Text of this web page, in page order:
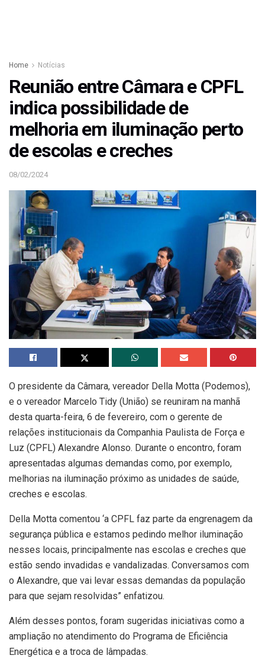
Home Notícias
Reunião entre Câmara e CPFL
indica possibilidade de
melhoria em iluminação perto
de escolas e creches
08/02/2024
O presidente da Câmara, vereador Della Motta (Podemos),
e o vereador Marcelo Tidy (União) se reuniram na manhã
desta quarta-feira, 6 de fevereiro, com o gerente de
relações institucionais da Companhia Paulista de Força e
Luz (CPFL) Alexandre Alonso. Durante o encontro, foram
apresentadas algumas demandas como, por exemplo,
melhorias na iluminação próximo as unidades de saúde,
creches e escolas.
Della Motta comentou ‘a CPFL faz parte da engrenagem da
segurança pública e estamos pedindo melhor iluminação
nesses locais, principalmente nas escolas e creches que
estão sendo invadidas e vandalizadas. Conversamos com
o Alexandre, que vai levar essas demandas da população
para que sejam resolvidas” enfatizou.
Além desses pontos, foram sugeridas iniciativas como a
ampliação no atendimento do Programa de Eficiência
Energética e a troca de lâmpadas.